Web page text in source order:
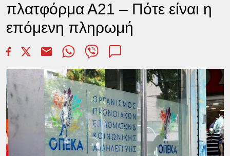
πλατφόρμα Α21 – Πότε είναι η
επόμενη πληρωμή